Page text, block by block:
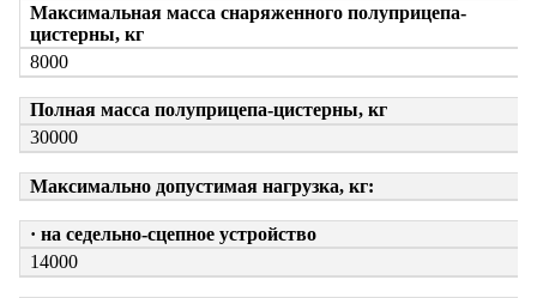
Максимальная масса снаряженного полуприцепа-
цистерны, кг
8000
Полная масса полуприцепа-цистерны, кг
30000
Максимально допустимая нагрузка, кг:
· на седельно-сцепное устройство
14000